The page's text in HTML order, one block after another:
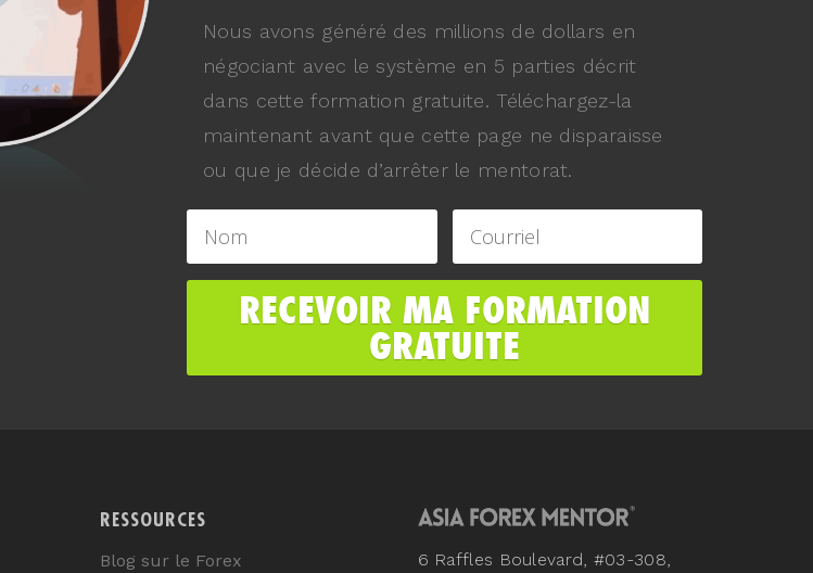
Nous avons généré des millions de dollars en
négociant avec le système en 5 parties décrit
dans cette formation gratuite. Téléchargez-la
maintenant avant que cette page ne disparaisse
ou que je décide d’arrêter le mentorat.
RESSOURCES
Blog sur le Forex 6 Raffles Boulevard, #03-308,